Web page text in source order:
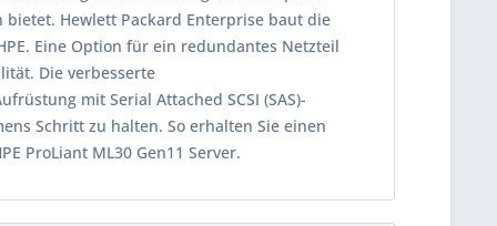
Hewlett Packard Enterprise baut die
Eine Option für ein redundantes Netzteil
Die verbesserte
mit Serial Attached SCSI (SAS)-
Schritt zu halten. So erhalten Sie einen
ProLiant ML30 Gen11 Server.